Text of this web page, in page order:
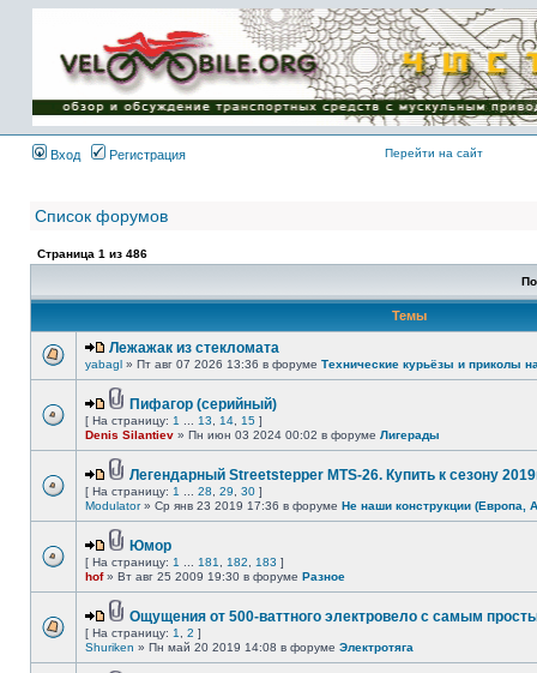
Имя пользователя:
Пароль:
{ LOG_ME_IN_SHORT
}
Вход
Регистрация Перейти на сайт
Список форумов
Страница 1 из 486
Темы
Лежажак из стекломата
yabagl » Пт авг 07 2026 13:36 в форуме Технические курьёзы и приколы
Пифагор (серийный)
[ На страницу: 1 13 14 15 ]
Denis Silantiev » Пн июн 03 2024 00:02 в форуме Лигерады
Легендарный Streetstepper MTS-26. Купить к сезону
[ На страницу: 1 28 29 30 ]
Modulator» Ср янв 23 2019 17:36 в форуме Не наши конструкции (Европа,
Юмор
[ На страницу: 1 181 182 183 ]
hof» Вт авг 25 2009 19:30 в форуме Разное
Ощущения от 500-ваттного электровело с самым
[ На страницу: 1 2 ]
Shuriken » Пн май 20 2019 14:08 в форуме Электротяга